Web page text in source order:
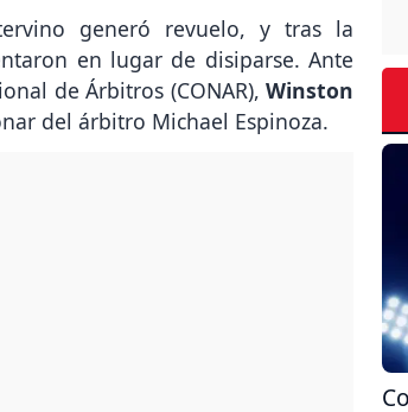
generó revuelo, y tras la
en lugar de disiparse. Ante
de Árbitros (CONAR), Winston
del árbitro Michael Espinoza.